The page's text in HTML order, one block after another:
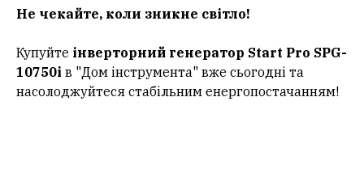
Не чекайте, коли зникне світло!
Купуйте інверторний генератор Start Pro SPG-
10750i в "Дом інструмента" вже сьогодні та
насолоджуйтеся стабільним енергопостачанням!